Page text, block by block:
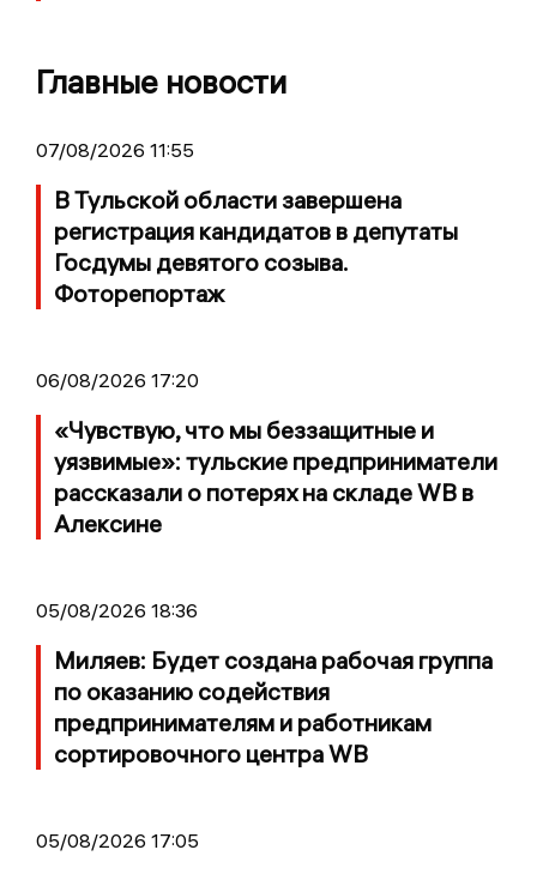
Главные новости
07/08/2026 11:55
В Тульской области завершена
регистрация кандидатов в депутаты
Госдумы девятого созыва.
Фоторепортаж
06/08/2026 17:20
«Чувствую, что мы беззащитные и
уязвимые»: тульские предприниматели
рассказали о потерях на складе WB в
Алексине
05/08/2026 18:36
Миляев: Будет создана рабочая группа
по оказанию содействия
предпринимателям и работникам
сортировочного центра WB
05/08/2026 17:05